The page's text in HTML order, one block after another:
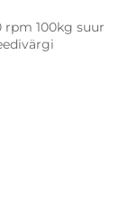
rpm 100kg suur